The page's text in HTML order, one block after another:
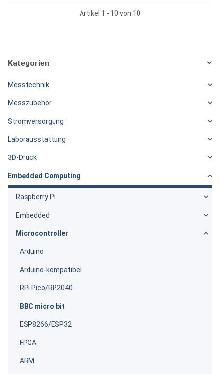
Artikel 1 - 10 von 10
Kategorien
Messtechnik
Messzubehör
Stromversorgung
Laborausstattung
3D-Druck
Embedded Computing
Raspberry Pi
Embedded
Microcontroller
Arduino
Arduino-kompatibel
RPi Pico/RP2040
BBC micro:bit
ESP8266/ESP32
FPGA
ARM